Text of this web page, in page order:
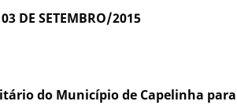
DE SETEMBRO/2015
do Município de Capelinha